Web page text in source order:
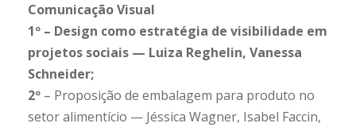
Comunicação Visual
1º – Design como estratégia de visibilidade em
projetos sociais — Luiza Reghelin, Vanessa
Schneider;
2º – Proposição de embalagem para produto no
setor alimentício — Jéssica Wagner, Isabel Faccin,